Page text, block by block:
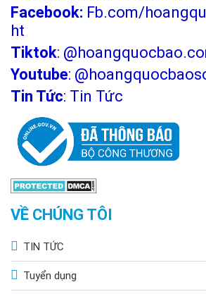
Trong nhiều nhà xưởng nhỏ, đèn
Với không gian lớn hơn, bạn có
dòngđèn led nhà xưởngđể đạt độ
Độ cao lắp đặt lý tưởng trong khu
Facebook: Fb.com/
ht
Tiktok:
Youtube:
Tin Tức: Tin Tức
VỀ CHÚNG TÔI
TIN TỨC
Tuyển dụng